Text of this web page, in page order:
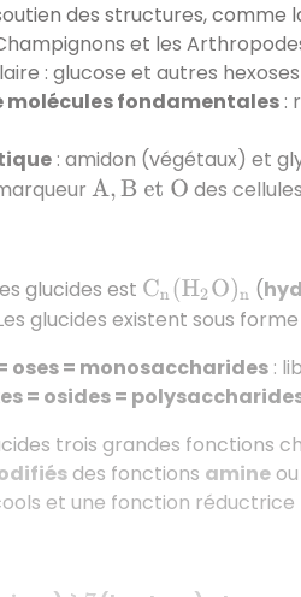
des structures, comme
et les
: glucose et autres hexoses
fondamentales:
: amidon (végétaux) et
A,B etO des
glucides est Cn (H2O)n (
glucides existent sous forme
oses = monosaccharides:
= osides =
trois grandes fonctions
des fonctions amineou
et une fonction